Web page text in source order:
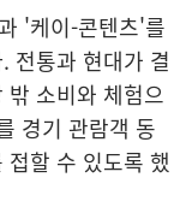
'케이-콘텐츠'를
전통과 현대가 결
소비와 체험으
경기 관람객 동
할 수 있도록 했